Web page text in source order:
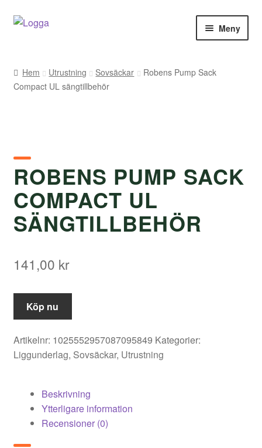
Hoppa
Hoppa
Meny
Kontakt
Varumärken
Väljare
Hem Utrustning Sovsäckar
Robens Pump Sack
Compact UL sängtillbehör
ROBENS PUMP SACK
COMPACT UL
SÄNGTILLBEHÖR
141,00 kr
Köp nu
Artikelnr: 1025552957087095849 Kategorier:
Liggunderlag, Sovsäckar, Utrustning
Beskrivning
Ytterligare information
Recensioner (0)